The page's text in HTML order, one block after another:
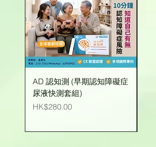
AD 認知測 (早期認知障礙症
尿液快測套組)
價格
HK$280.00